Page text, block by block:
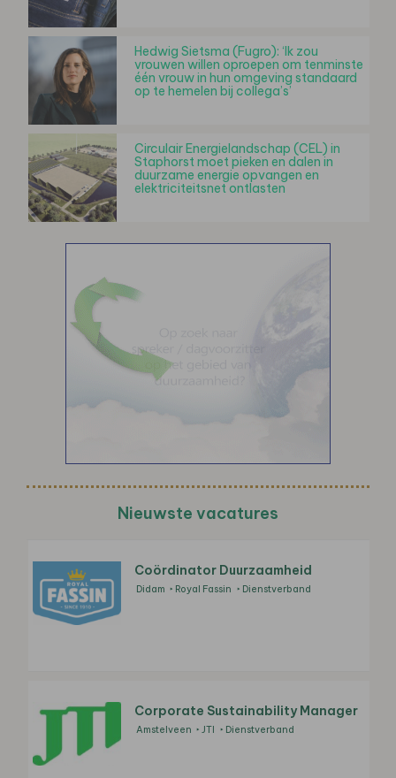
Hedwig Sietsma (Fugro): ‘Ik zou
vrouwen willen oproepen om tenminste
één vrouw in hun omgeving standaard
op te hemelen bij collega’s’
Circulair Energielandschap (CEL) in
Staphorst moet pieken en dalen in
duurzame energie opvangen en
elektriciteitsnet ontlasten
Nieuwste vacatures
Coördinator Duurzaamheid
Didam Royal Fassin Dienstverband
Corporate Sustainability Manager
Amstelveen JTI Dienstverband